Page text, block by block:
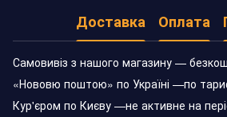
Доставка Оплата
Самовивіз з нашого магазину —
«Нововю поштою» по Україні —по
Кур'єром по Києву —не активне на